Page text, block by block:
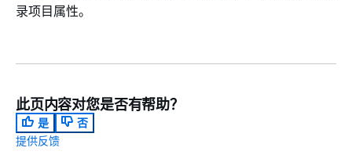
录项目属性。
此页内容对您是否有帮助？
是
否
提供反馈